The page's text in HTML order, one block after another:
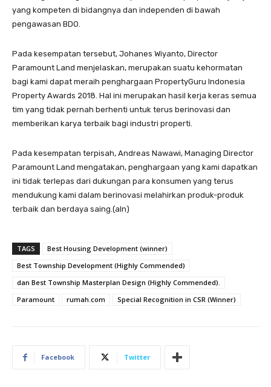
yang kompeten di bidangnya dan independen di bawah
pengawasan BDO.
Pada kesempatan tersebut, Johanes Wiyanto, Director
Paramount Land menjelaskan, merupakan suatu kehormatan
bagi kami dapat meraih penghargaan PropertyGuru Indonesia
Property Awards 2018. Hal ini merupakan hasil kerja keras semua
tim yang tidak pernah berhenti untuk terus berinovasi dan
memberikan karya terbaik bagi industri properti.
Pada kesempatan terpisah, Andreas Nawawi, Managing Director
Paramount Land mengatakan, penghargaan yang kami dapatkan
ini tidak terlepas dari dukungan para konsumen yang terus
mendukung kami dalam berinovasi melahirkan produk-produk
terbaik dan berdaya saing.(aln)
TAGS
Best Housing Development (winner)
Best Township Development (Highly Commended)
dan Best Township Masterplan Design (Highly Commended).
Paramount
rumah.com Special Recognition in CSR (Winner)
Facebook Twitter